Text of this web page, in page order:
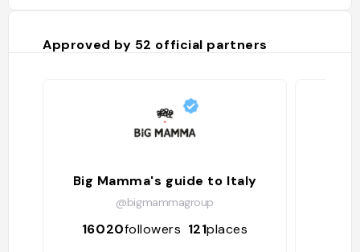
Approved by 52 official partners
Big Mamma's guide to Italy
@bigmammagroup
16020followers 121places